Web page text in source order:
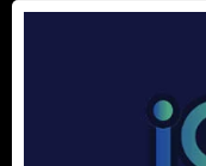
(Legendario)